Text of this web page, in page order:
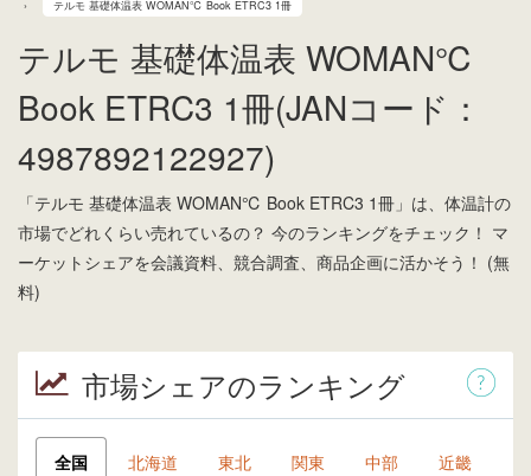
テルモ 基礎体温表 WOMAN℃ Book ETRC3 1冊
テルモ 基礎体温表 WOMAN℃
Book ETRC3 1冊(JANコード：
4987892122927)
「テルモ 基礎体温表 WOMAN℃ Book ETRC3 1冊」は、体温計の
市場でどれくらい売れているの？ 今のランキングをチェック！ マ
ーケットシェアを会議資料、競合調査、商品企画に活かそう！ (無
料)
市場シェアのランキング
全国 北海道 東北 関東 中部 近畿